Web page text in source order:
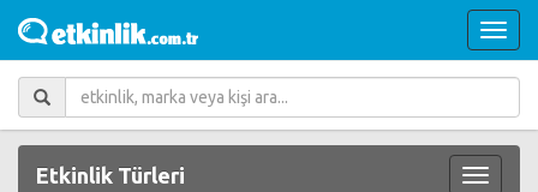
Etkinlik Türleri